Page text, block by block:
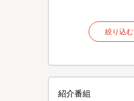
絞り込む
紹介番組